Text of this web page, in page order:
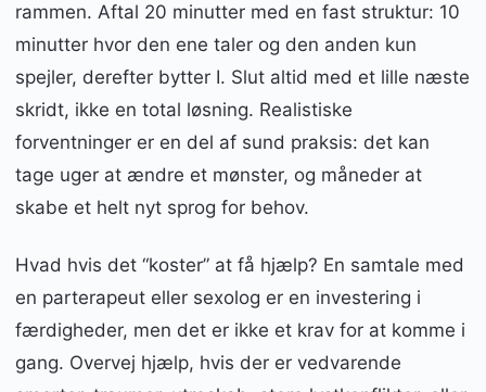
rammen. Aftal 20 minutter med en fast struktur: 10
minutter hvor den ene taler og den anden kun
spejler, derefter bytter I. Slut altid med et lille næste
skridt, ikke en total løsning. Realistiske
forventninger er en del af sund praksis: det kan
tage uger at ændre et mønster, og måneder at
skabe et helt nyt sprog for behov.
Hvad hvis det “koster” at få hjælp? En samtale med
en parterapeut eller sexolog er en investering i
færdigheder, men det er ikke et krav for at komme i
gang. Overvej hjælp, hvis der er vedvarende